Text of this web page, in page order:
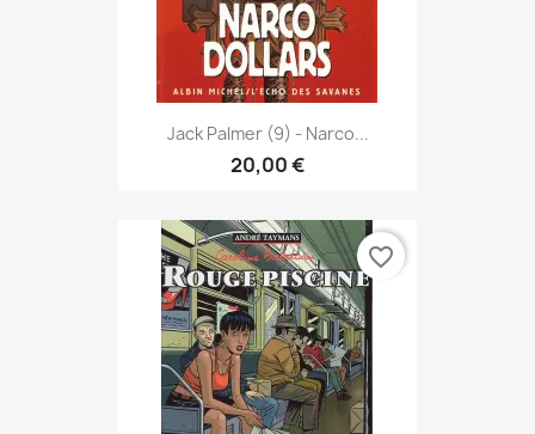
Jack Palmer (9) - Narco...
20,00 €
favorite_border